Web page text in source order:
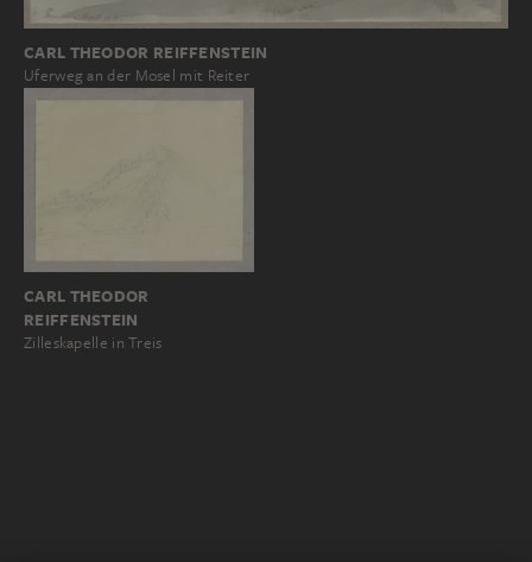
CARL THEODOR REIFFENSTEIN
Uferweg an der Mosel mit Reiter
CARL THEODOR
REIFFENSTEIN
Zilleskapelle in Treis